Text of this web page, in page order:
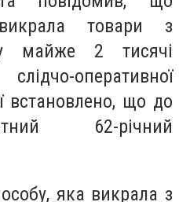
товари з
майже 2 тисячі
оперативної
встановлено, що до
62-річний
яка викрала з